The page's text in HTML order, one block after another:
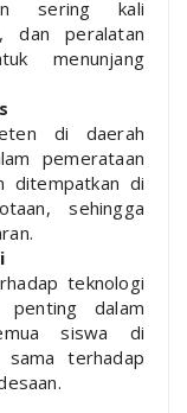
sering kali
dan peralatan
menunjang
di daerah
pemerataan
ditempatkan di
sehingga
teknologi
dalam
siswa di
terhadap